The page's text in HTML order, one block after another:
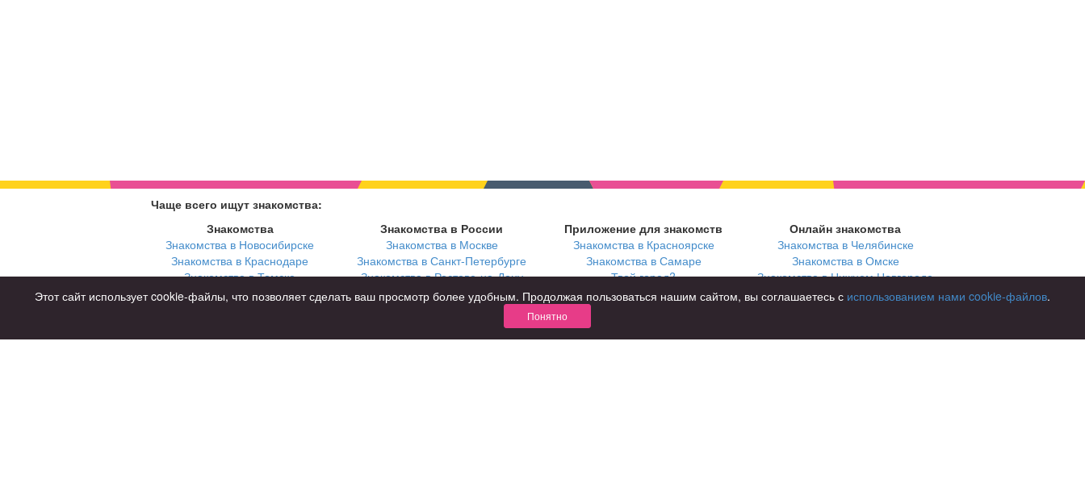
Чаще всего ищут знакомства:
Знакомства
Знакомства в Новосибирске
Знакомства в Краснодаре
Знакомства в Томске
Знакомства в Екатеринбурге
Знакомства в России
Знакомства в Москве
Знакомства в Санкт-Петербурге
Знакомства в Ростове-на-Дону
Приложение для знакомств
Знакомства в Красноярске
Знакомства в Самаре
Твой город?
Онлайн знакомства
Знакомства в Челябинске
Знакомства в Омске
Знакомства в Нижнем Новгороде
Этот сайт использует cookie-файлы, что позволяет сделать ваш просмотр более удобным. Продолжая пользоваться нашим сайтом, вы соглашаетесь с использованием нами cookie-файлов.
Понятно